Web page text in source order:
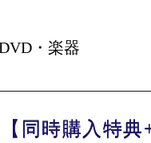
・楽器
【同時購入特